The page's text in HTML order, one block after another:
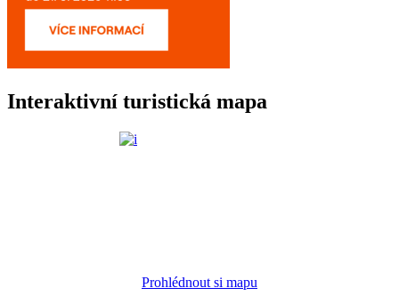
Interaktivní turistická mapa
Prohlédnout si mapu